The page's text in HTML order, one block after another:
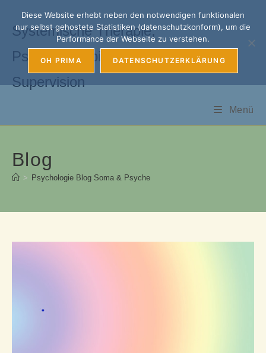
springen
Systemische Therapie,
Psychotherapie, Coaching &
Supervision
Menü
Blog
> Psychologie Blog Soma & Psyche
Diese Website erhebt neben den notwendigen funktionalen
nur selbst gehostete Statistiken (datenschutzkonform), um die
Performance der Webseite zu verstehen.
OH PRIMA DATENSCHUTZERKLÄRUNG